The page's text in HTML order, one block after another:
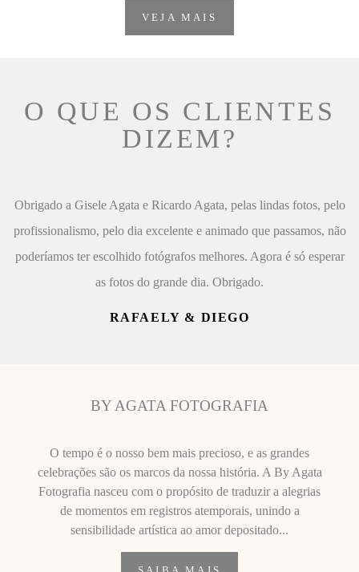
VEJA MAIS
O QUE OS CLIENTES
DIZEM?
Obrigado a Gisele Agata e Ricardo Agata, pelas lindas fotos, pelo
profissionalismo, pelo dia excelente e animado que passamos, não
poderíamos ter escolhido fotógrafos melhores. Agora é só esperar
as fotos do grande dia. Obrigado.
RAFAELY & DIEGO
BY AGATA FOTOGRAFIA
O tempo é o nosso bem mais precioso, e as grandes
celebrações são os marcos da nossa história. A By Agata
Fotografia nasceu com o propósito de traduzir a alegrias
de momentos em registros atemporais, unindo a
sensibilidade artística ao amor depositado...